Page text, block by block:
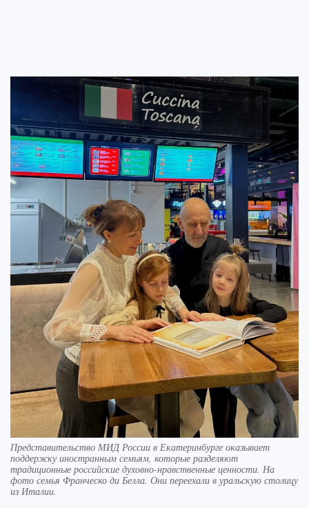
Представительство МИД России в Екатеринбурге оказывает
поддержку иностранным семьям, которые разделяют
традиционные российские духовно-нравственные ценности. На
фото семья Франческо ди Белла. Они переехали в уральскую столицу
из Италии.